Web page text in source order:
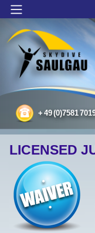
Licensed
+ 49(0)7581
Main Menu
LICENSED